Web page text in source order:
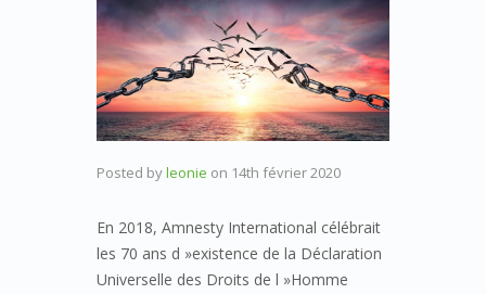
Posted byleonie on 14th février 2020
En 2018, Amnesty International célébrait
les 70 ans d »existence de la Déclaration
Universelle des Droits de l »Homme